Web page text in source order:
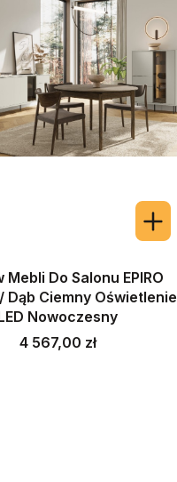
Mebli Do Salonu EPIRO
Dąb Ciemny Oświetlenie
Nowoczesny
Cena
4 567,00 zł